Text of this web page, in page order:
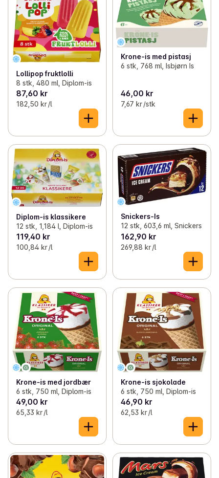
Lollipop fruktlolli
8 stk, 480 ml, Diplom-is
87,60 kr
182,50 kr /l
Krone-is med pistasj
6 stk, 768 ml, Isbjørn Is
46,00 kr
7,67 kr /stk
Diplom-is klassikere
12 stk, 1,184 l, Diplom-is
119,40 kr
100,84 kr /l
Snickers-Is
12 stk, 603,6 ml, Snickers
162,90 kr
269,88 kr /l
Krone-is med jordbær
6 stk, 750 ml, Diplom-is
49,00 kr
65,33 kr /l
Krone-is sjokolade
6 stk, 750 ml, Diplom-is
46,90 kr
62,53 kr /l